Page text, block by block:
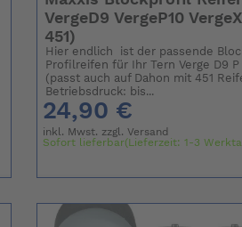
VergeD9 VergeP10
451)
Hier endlich ist der passende
Profilreifen für Ihr Tern Verge D9 P
(passt auch auf Dahon mit 451
Betriebsdruck: bis...
24,90 €
inkl. Mwst. zzgl.Versand
Sofort lieferbar(Lieferzeit: 1-3